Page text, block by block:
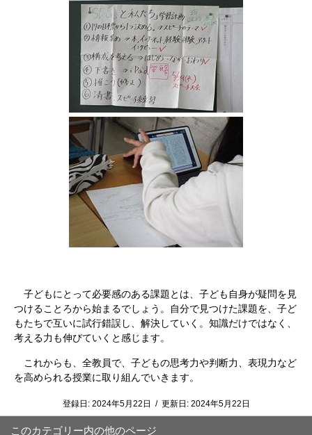
子どもにとって必要感のある課題とは、子ども自身が疑問を見
つけることろから始まるでしょう。自分で見つけた課題を、子ど
もたちで互いに試行錯誤し、解決していく。知識だけではなく、
考える力も伸びていくと感じます。
これからも、全教員で、子どもの思考力や判断力、表現力など
を高められる授業に取り組んでいきます。
登録日: 2024年5月22日 / 更新日: 2024年5月22日
このカテゴリー内の他のページ